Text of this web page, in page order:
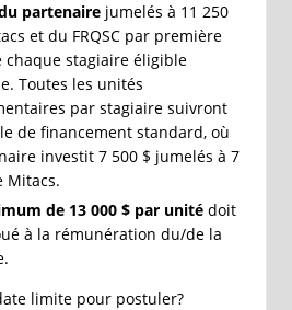
partenairejumelés à 11 250
et du FRQSC par première
chaque stagiaire éligible
Toutes les unités
par stagiaire suivront
de financement standard, où
investit 7 500 $ jumelés à 7
Mitacs.
de 13 000 $ par unitédoit
à la rémunération du/de la
limite pour postuler?